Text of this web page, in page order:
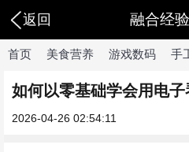
返回 融合经
首页 美食营养 游戏数码 手
如何以零基础学会用电
2026-04-26 02:54:11